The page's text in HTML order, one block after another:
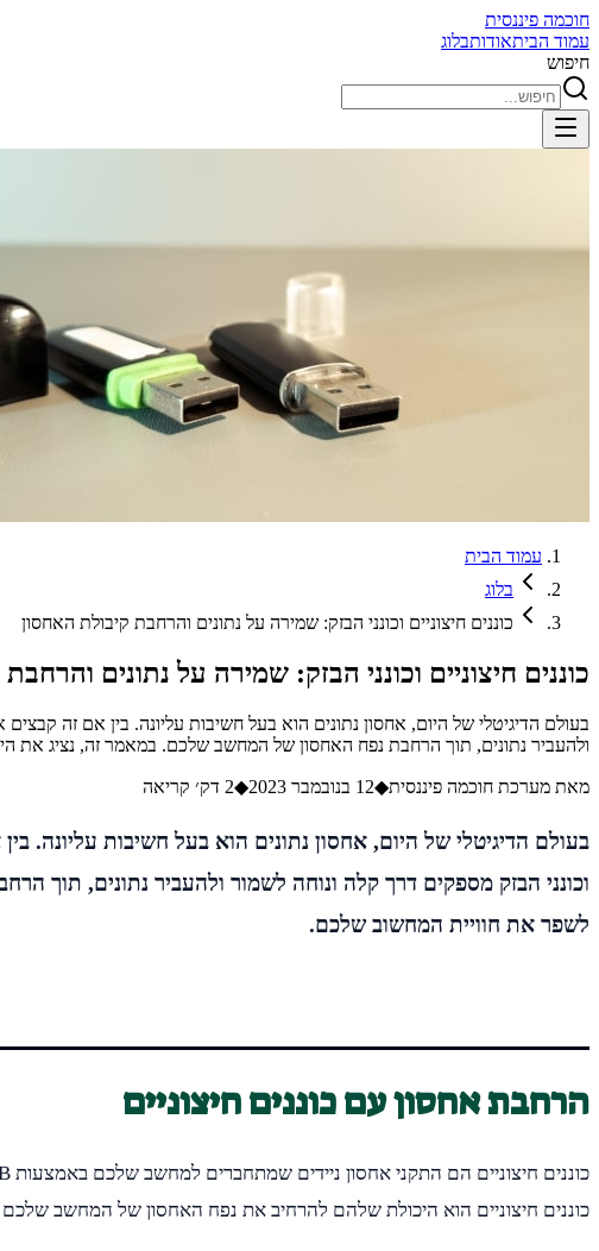
חוכמה פיננסית
עמוד הביתאודותבלוג
חיפוש
עמוד הבית
בלוג
כוננים חיצוניים וכונני הבזק: שמירה על נתונים והרחבת קיבולת האחסון
כוננים חיצוניים וכונני הבזק: שמירה על נתונים
בעולם הדיגיטלי של היום, אחסון נתונים הוא בעל חשיבות עליונה. בין אם זה קבצים
ולהעביר נתונים, תוך הרחבת נפח האחסון של המחשב שלכם. במאמר זה, נציג את
מאת מערכת חוכמה פיננסית◆12 בנובמבר 2023 ◆
2 דק׳ קריאה
בעולם הדיגיטלי של היום, אחסון נתונים הוא בעל חשיבות עליונה.
וכונני הבזק מספקים דרך קלה ונוחה לשמור ולהעביר נתונים, תוך
לשפר את חוויית המחשוב שלכם.
הרחבת אחסון עם כוננים חיצוניים
כוננים חיצוניים הוא היכולת שלהם להרחיב את נפח האחסון של המחשב שלכם